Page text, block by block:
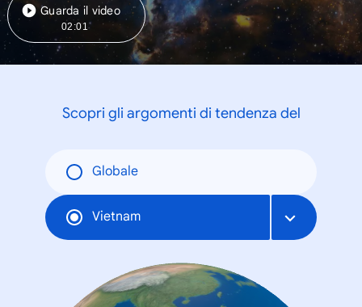
Guarda il video
02:01
Scopri gli argomenti di tendenza del
Globale
Vietnam